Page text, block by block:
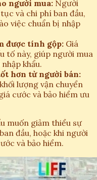
người mua: Người
và chi phí ban đầu,
việc chuẩn bị nhập
được tính gộp: Giá
tố này, giúp người mua
khẩu.
hơn từ người bán:
lượng vận chuyển
cước và bảo hiểm ưu
muốn giảm thiểu sự
đầu, hoặc khi người
và bảo hiểm.